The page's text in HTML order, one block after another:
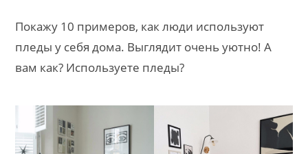
Покажу 10 примеров, как люди используют
пледы у себя дома. Выглядит очень уютно! А
вам как? Используете пледы?